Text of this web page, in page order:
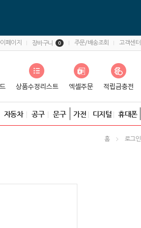
페이지 장바구니 0 주문/배송조회 고객센터
자동차 공구 문구 가전 디지털 휴대폰
홈 로그인